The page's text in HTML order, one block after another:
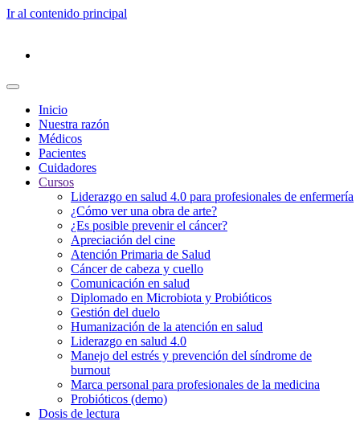
Ir al contenido principal
Inicio
Nuestra razón
Médicos
Pacientes
Cuidadores
Cursos
Liderazgo en salud 4.0 para profesionales de enfermería
¿Cómo ver una obra de arte?
¿Es posible prevenir el cáncer?
Apreciación del cine
Atención Primaria de Salud
Cáncer de cabeza y cuello
Comunicación en salud
Diplomado en Microbiota y Probióticos
Gestión del duelo
Humanización de la atención en salud
Liderazgo en salud 4.0
Manejo del estrés y prevención del síndrome de
burnout
Marca personal para profesionales de la medicina
Probióticos (demo)
Dosis de lectura